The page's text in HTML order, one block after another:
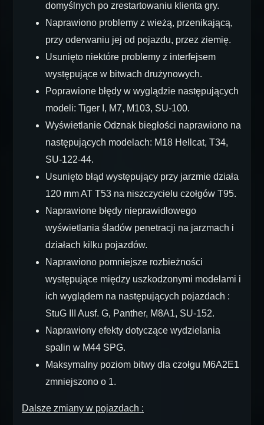
domyślnych po zrestartowaniu klienta gry.
Naprawiono problemy z wieżą, przenikającą,
przy oderwaniu jej od pojazdu, przez ziemię.
Usunięto niektóre problemy z interfejsem
występujące w bitwach drużynowych.
Poprawione błędy w wyglądzie następujących
modeli: Tiger I, M7, M103, SU-100.
Wyświetlanie Odznak biegłości naprawiono na
następujących modelach: M18 Hellcat, T34,
SU-122-44.
Usunięto błąd występujący przy jarzmie działa
120 mm AT T53 na niszczycielu czołgów T95.
Naprawione błędy nieprawidłowego
wyświetlania śladów penetracji na jarzmach i
działach kilku pojazdów.
Naprawiono pomniejsze rozbieżności
występujące między uszkodzonymi modelami i
ich wyglądem na następujących pojazdach :
StuG III Ausf. G, Panther, M8A1, SU-152.
Naprawiony efekty dotyczące wydzielania
spalin w M44 SPG.
Maksymalny poziom bitwy dla czołgu M6A2E1
zmniejszono o 1.
Dalsze zmiany w pojazdach :